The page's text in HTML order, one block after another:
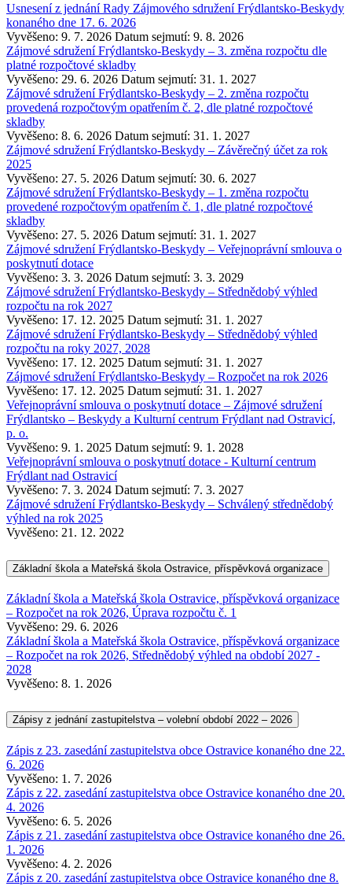
Usnesení z jednání Rady Zájmového sdružení Frýdlantsko-Beskydy
konaného dne 17. 6. 2026
Vyvěšeno: 9. 7. 2026 Datum sejmutí: 9. 8. 2026
Zájmové sdružení Frýdlantsko-Beskydy – 3. změna rozpočtu dle
platné rozpočtové skladby
Vyvěšeno: 29. 6. 2026 Datum sejmutí: 31. 1. 2027
Zájmové sdružení Frýdlantsko-Beskydy – 2. změna rozpočtu
provedená rozpočtovým opatřením č. 2, dle platné rozpočtové
skladby
Vyvěšeno: 8. 6. 2026 Datum sejmutí: 31. 1. 2027
Zájmové sdružení Frýdlantsko-Beskydy – Závěrečný účet za rok
2025
Vyvěšeno: 27. 5. 2026 Datum sejmutí: 30. 6. 2027
Zájmové sdružení Frýdlantsko-Beskydy – 1. změna rozpočtu
provedené rozpočtovým opatřením č. 1, dle platné rozpočtové
skladby
Vyvěšeno: 27. 5. 2026 Datum sejmutí: 31. 1. 2027
Zájmové sdružení Frýdlantsko-Beskydy – Veřejnoprávní smlouva o
poskytnutí dotace
Vyvěšeno: 3. 3. 2026 Datum sejmutí: 3. 3. 2029
Zájmové sdružení Frýdlantsko-Beskydy – Střednědobý výhled
rozpočtu na rok 2027
Vyvěšeno: 17. 12. 2025 Datum sejmutí: 31. 1. 2027
Zájmové sdružení Frýdlantsko-Beskydy – Střednědobý výhled
rozpočtu na roky 2027, 2028
Vyvěšeno: 17. 12. 2025 Datum sejmutí: 31. 1. 2027
Zájmové sdružení Frýdlantsko-Beskydy – Rozpočet na rok 2026
Vyvěšeno: 17. 12. 2025 Datum sejmutí: 31. 1. 2027
Veřejnoprávní smlouva o poskytnutí dotace – Zájmové sdružení
Frýdlantsko – Beskydy a Kulturní centrum Frýdlant nad Ostravicí,
p. o.
Vyvěšeno: 9. 1. 2025 Datum sejmutí: 9. 1. 2028
Veřejnoprávní smlouva o poskytnutí dotace - Kulturní centrum
Frýdlant nad Ostravicí
Vyvěšeno: 7. 3. 2024 Datum sejmutí: 7. 3. 2027
Zájmové sdružení Frýdlantsko-Beskydy – Schválený střednědobý
výhled na rok 2025
Vyvěšeno: 21. 12. 2022
Základní škola a Mateřská škola Ostravice, příspěvková organizace
Základní škola a Mateřská škola Ostravice, příspěvková organizace
– Rozpočet na rok 2026, Úprava rozpočtu č. 1
Vyvěšeno: 29. 6. 2026
Základní škola a Mateřská škola Ostravice, příspěvková organizace
– Rozpočet na rok 2026, Střednědobý výhled na období 2027 -
2028
Vyvěšeno: 8. 1. 2026
Zápisy z jednání zastupitelstva – volební období 2022 – 2026
Zápis z 23. zasedání zastupitelstva obce Ostravice konaného dne 22.
6. 2026
Vyvěšeno: 1. 7. 2026
Zápis z 22. zasedání zastupitelstva obce Ostravice konaného dne 20.
4. 2026
Vyvěšeno: 6. 5. 2026
Zápis z 21. zasedání zastupitelstva obce Ostravice konaného dne 26.
1. 2026
Vyvěšeno: 4. 2. 2026
Zápis z 20. zasedání zastupitelstva obce Ostravice konaného dne 8.